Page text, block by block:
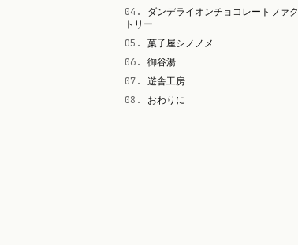
04 .
ダンデライオンチョコレートファク
トリー
05 .
菓子屋シノノメ
06.
御谷湯
07.
遊舎工房
08 . おわりに